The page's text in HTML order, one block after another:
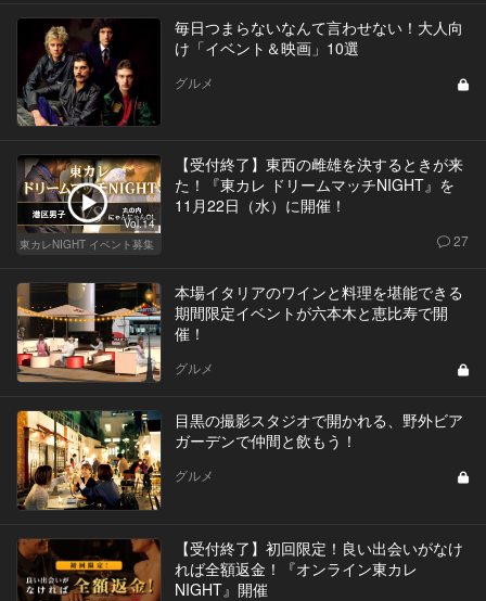
毎日つまらないなんて言わせない！大人向
け「イベント＆映画」10選
グルメ
Vol.14
東カレNIGHT イベント募集
【受付終了】東西の雌雄を決するときが来
た！『東カレ ドリームマッチNIGHT』を
11月22日（水）に開催！
27
本場イタリアのワインと料理を堪能できる
期間限定イベントが六本木と恵比寿で開
催！
グルメ
目黒の撮影スタジオで開かれる、野外ビア
ガーデンで仲間と飲もう！
グルメ
【受付終了】初回限定！良い出会いがなけ
れば全額返金！『オンライン東カレ
NIGHT』開催